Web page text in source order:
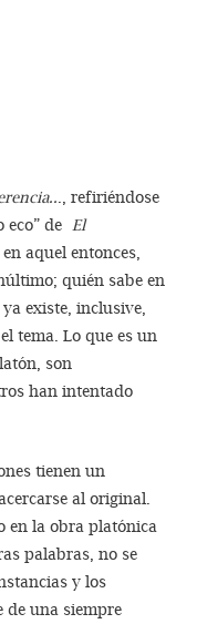
., refiriéndose
eco” de El
aquel entonces,
quién sabe en
existe, inclusive,
tema. Lo que es un
son
han intentado
tienen un
al original.
en la obra platónica
palabras, no se
y los
de una siempre